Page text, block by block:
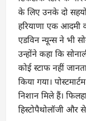
के लिए उनके दो
हरियाणा एक आदमी
एडविन न्यून्स ने भी
उन्होंने कहा कि
कोई स्टाफ नहीं
किया गया।
निशान मिले हैं।
हिस्टोपैथोलॉजी और